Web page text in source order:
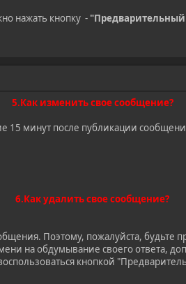
нажать кнопку -
5.Как изменить свое сообщение?
15 минут после публикации
6.Как удалить свое сообщение?
Поэтому, пожалуйста, будьте
на обдумывание своего ответа,
кнопкой